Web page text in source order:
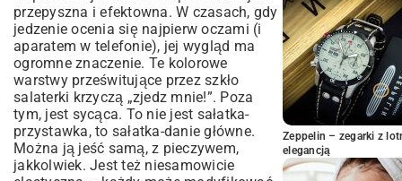
Harmonia Smaków
Chłodzenie i Serwowanie: Jak Długo
Czekać i Z Czym Podawać?
Wariacje na Temat Warstwowej Sałatki
Gyros: Nie Tylko Klasyka
Sałatka Gyros w Wersji Fit: Lekko i Zdrowo
Wegetariańska lub Wegańska Sałatka
Gyros: Smak Bez Mięsa
Sałatka Gyros z Ryżem, Kuskusem lub
Makaronem: Nowe Tekstury
przepyszna i efektowna. W czasach, gdy
jedzenie ocenia się najpierw oczami (i
aparatem w telefonie), jej wygląd ma
ogromne znaczenie. Te kolorowe
warstwy prześwitujące przez szkło
salaterki krzyczą „zjedz mnie!”. Poza
tym, jest sycąca. To nie jest sałatka-
przystawka, to sałatka-danie główne.
Można ją jeść samą, z pieczywem,
jakkolwiek. Jest też niesamowicie
Zeppelin – zegarki z
elegancją